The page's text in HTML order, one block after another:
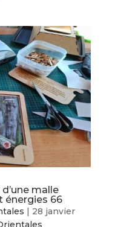
malle
énergies 66
28 janvier